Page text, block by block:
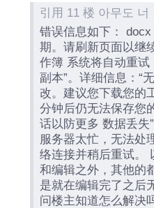
引用 11 楼 아무도 너
错误信息如下：
期。请刷新页面以继
作簿 系统将自动重
副本”。详细信息：“无
改。建议您下载您的
分钟后仍无法保存您
话以防更多 数据丢失” pptx：失去网络连接或
服务器太忙，无法处
络连接并稍后重试。
和编辑之外，其他的
是就在编辑完了之后无
问楼主知道怎么解决